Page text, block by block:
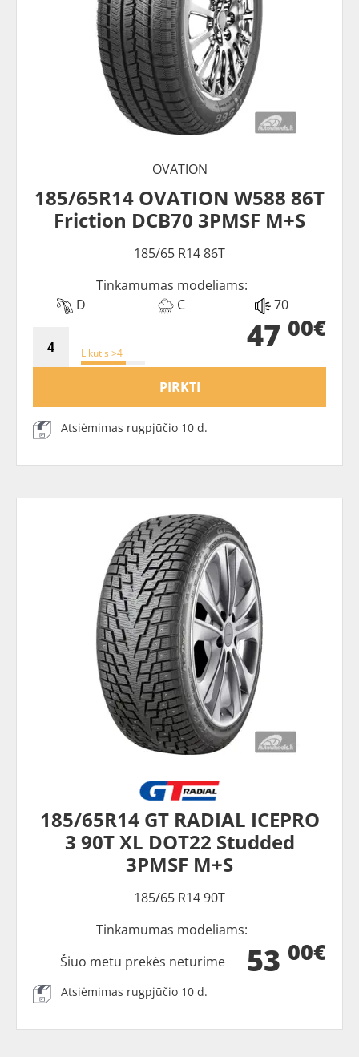
OVATION
185/65R14 OVATION W588 86T
Friction DCB70 3PMSF M+S
185/65 R14 86T
Tinkamumas modeliams:
D
C 70
Likutis >4 47 00€
PIRKTI
Atsiėmimas rugpjūčio 10 d.
185/65R14 GT RADIAL ICEPRO
3 90T XL DOT22 Studded
3PMSF M+S
185/65 R14 90T
Tinkamumas modeliams:
53 00€
Šiuo metu prekės neturime
Atsiėmimas rugpjūčio 10 d.